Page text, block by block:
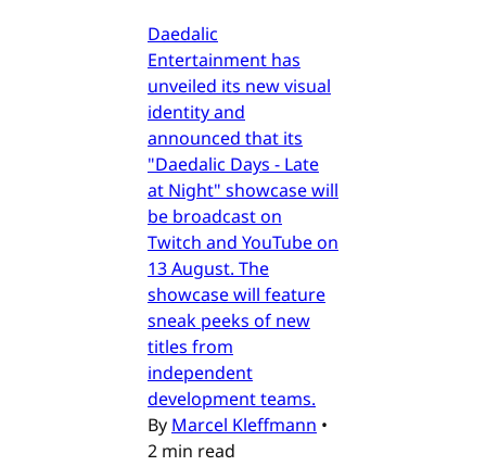
Daedalic
Entertainment has
unveiled its new visual
identity and
announced that its
"Daedalic Days - Late
at Night" showcase will
be broadcast on
Twitch and YouTube on
13 August. The
showcase will feature
sneak peeks of new
titles from
independent
development teams.
By Marcel Kleffmann •
2 min read